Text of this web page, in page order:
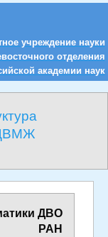
учреждение науки
отделения
академии наук
ДВО
РАН